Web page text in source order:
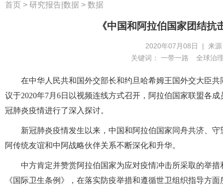
首页 > 研究报告|数据 > 数据
《中国和阿拉伯国家团结
2020年07月08日 | 来
关键词： 一带一路 全球治
在中华人民共和国外交部长和约旦哈希姆王国外交大臣
议于2020年7月6日以视频连线方式召开，阿拉伯国家联盟各
冠肺炎疫情进行了深入探讨。
新冠肺炎疫情发生以来，中国和阿拉伯国家同舟共济、
阿传统友谊和中阿战略伙伴关系不断深化和升华。
中方肯定并赞赏阿拉伯国家为应对疫情冲击所采取的举
《国际卫生条例》，在落实防疫举措和遵循世卫组织指导方